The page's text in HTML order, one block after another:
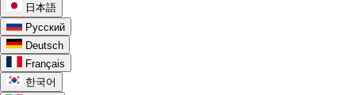
日本語
Русский
Deutsch
Français
한국어